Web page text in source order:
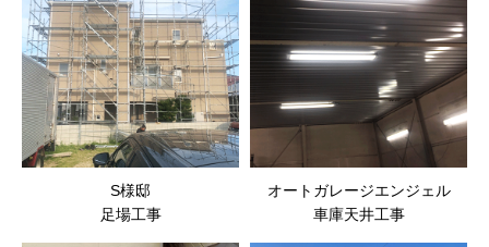
S様邸
足場工事
オートガレージエンジェル
車庫天井工事